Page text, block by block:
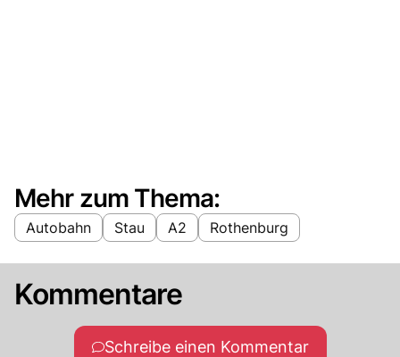
Mehr zum Thema:
Autobahn Stau A2 Rothenburg
Kommentare
Schreibe einen Kommentar